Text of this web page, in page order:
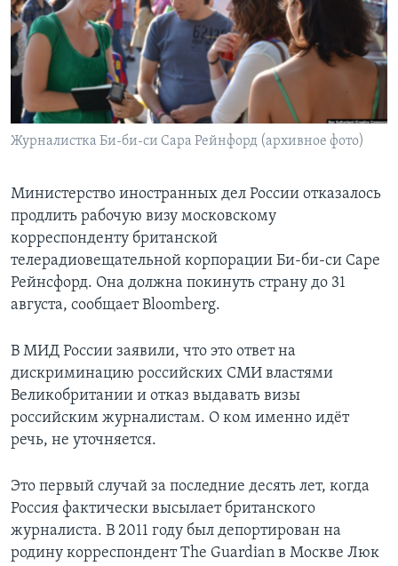
Learning English
СОЦИАЛЬНЫЕ СЕТИ
Журналистка Би-би-си Сара Рейнфорд (архивное фото)
Министерство иностранных дел России отказалось
продлить рабочую визу московскому
корреспонденту британской
телерадиовещательной корпорации Би-би-си Саре
Рейнсфорд. Она должна покинуть страну до 31
августа, сообщает Bloomberg.
В МИД России заявили, что это ответ на
дискриминацию российских СМИ властями
Великобритании и отказ выдавать визы
российским журналистам. О ком именно идёт
речь, не уточняется.
Это первый случай за последние десять лет, когда
Россия фактически высылает британского
журналиста. В 2011 году был депортирован на
родину корреспондент The Guardian в Москве Люк